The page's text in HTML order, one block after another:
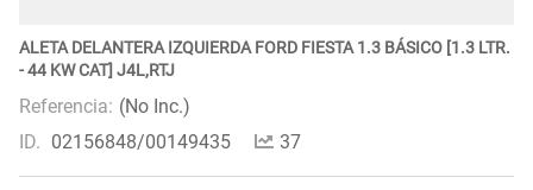
ALETA DELANTERA IZQUIERDA FORD FIESTA 1.3 BÁSICO [1.3 LTR.
- 44 KW CAT] J4L,RTJ
Referencia: (No Inc.)
ID. 02156848/00149435 37